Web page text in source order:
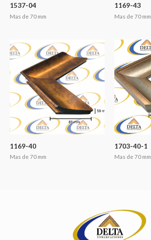
1537-04
Mas de 70 mm
1169-43
Mas de 70 mm
1169-40
Mas de 70 mm
1703-40-1
Mas de 70 mm